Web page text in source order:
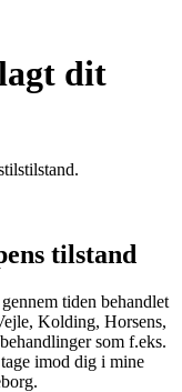
dit
tilstand
tiden behandlet
Kolding, Horsens,
som f.eks.
imod dig i mine